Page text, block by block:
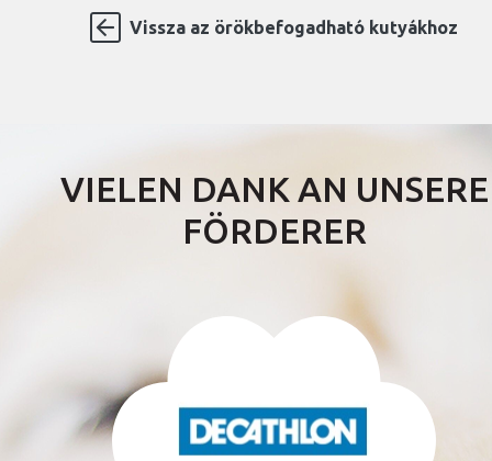
Vissza az örökbefogadható kutyákhoz
VIELEN DANK AN UNSERE
FÖRDERER